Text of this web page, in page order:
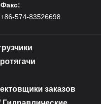
Факс:
+86-574-83526698
заказов